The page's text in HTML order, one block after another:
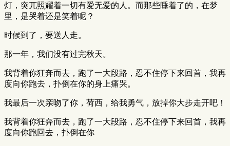
灯，突兀照耀着一切有爱无爱的人。而那些睡着了的，在梦
里，是哭着还是笑着呢？
时候到了，要送人走。
那一年，我们没有过完秋天。
我背着你狂奔而去，跑了一大段路，忍不住停下来回首，我再
度向你跑去，扑倒在你的身上痛哭。
我最后一次亲吻了你，荷西，给我勇气，放掉你大步走开吧！
我背着你狂奔而去，跑了一大段路，忍不住停下来回首，我再
度向你跑回去，扑倒在你